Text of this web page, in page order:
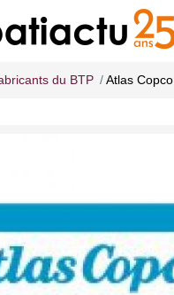
du BTP Atlas Copco